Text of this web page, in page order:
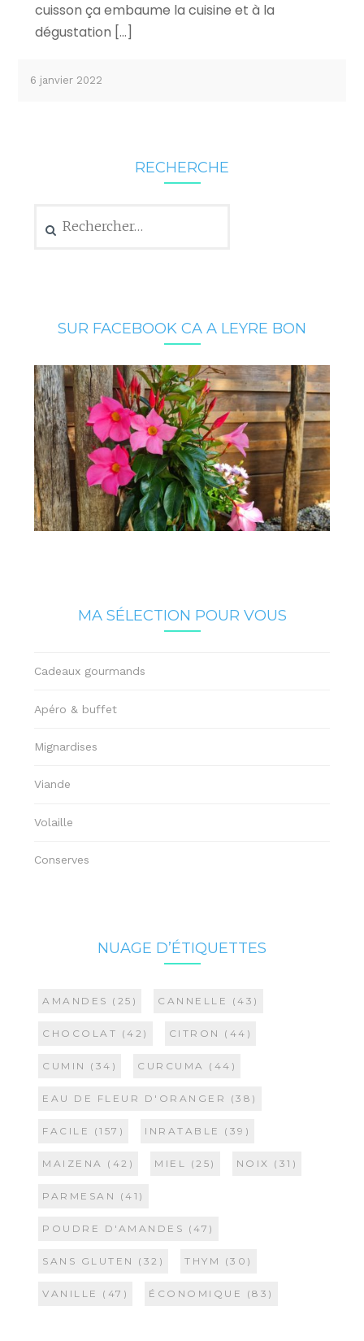
cuisson ça embaume la cuisine et à la
dégustation […]
6 janvier 2022
RECHERCHE
SUR FACEBOOK CA A LEYRE BON
MA SÉLECTION POUR VOUS
Cadeaux gourmands
Apéro & buffet
Mignardises
Viande
Volaille
Conserves
NUAGE D’ÉTIQUETTES
AMANDES (25) CANNELLE (43)
CHOCOLAT (42) CITRON (44)
CUMIN (34) CURCUMA (44)
EAU DE FLEUR D'ORANGER (38)
FACILE (157) INRATABLE (39)
MAIZENA (42) MIEL (25) NOIX (31)
PARMESAN (41)
POUDRE D'AMANDES (47)
SANS GLUTEN (32) THYM (30)
VANILLE (47) ÉCONOMIQUE (83)